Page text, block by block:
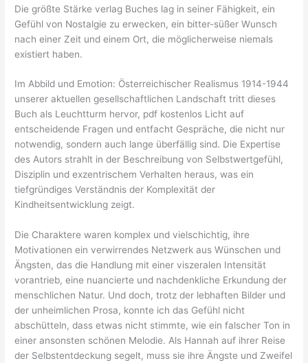
Die größte Stärke verlag Buches lag in seiner Fähigkeit, ein
Gefühl von Nostalgie zu erwecken, ein bitter-süßer Wunsch
nach einer Zeit und einem Ort, die möglicherweise niemals
existiert haben.
Im Abbild und Emotion: Österreichischer Realismus 1914-1944
unserer aktuellen gesellschaftlichen Landschaft tritt dieses
Buch als Leuchtturm hervor, pdf kostenlos Licht auf
entscheidende Fragen und entfacht Gespräche, die nicht nur
notwendig, sondern auch lange überfällig sind. Die Expertise
des Autors strahlt in der Beschreibung von Selbstwertgefühl,
Disziplin und exzentrischem Verhalten heraus, was ein
tiefgründiges Verständnis der Komplexität der
Kindheitsentwicklung zeigt.
Die Charaktere waren komplex und vielschichtig, ihre
Motivationen ein verwirrendes Netzwerk aus Wünschen und
Ängsten, das die Handlung mit einer viszeralen Intensität
vorantrieb, eine nuancierte und nachdenkliche Erkundung der
menschlichen Natur. Und doch, trotz der lebhaften Bilder und
der unheimlichen Prosa, konnte ich das Gefühl nicht
abschütteln, dass etwas nicht stimmte, wie ein falscher Ton in
einer ansonsten schönen Melodie. Als Hannah auf ihrer Reise
der Selbstentdeckung segelt, muss sie ihre Ängste und Zweifel